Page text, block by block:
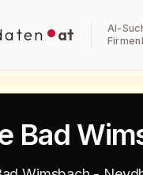
at
AI-
Bad